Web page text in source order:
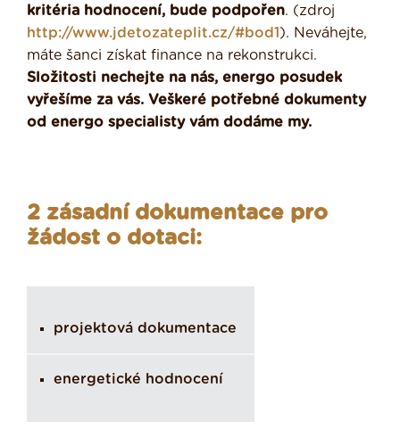
kritéria hodnocení, bude podpořen. (zdroj
http://www.jdetozateplit.cz/#bod1). Neváhejte,
máte šanci získat finance na rekonstrukci.
Složitosti nechejte na nás, energo posudek
vyřešíme za vás. Veškeré potřebné dokumenty
od energo specialisty vám dodáme my.
2 zásadní dokumentace pro
žádost o dotaci:
projektová dokumentace
energetické hodnocení